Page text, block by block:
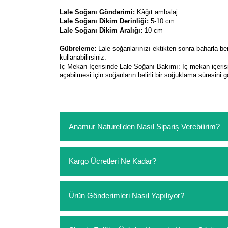
Lale Soğanı Gönderimi: Kâğıt ambalaj
Lale Soğanı Dikim Derinliği: 5-10 cm
Lale Soğanı Dikim Aralığı: 10 cm
Gübreleme: Lale soğanlarınızı ektikten sonra baharla
kullanabilirsiniz.
İç Mekan İçerisinde Lale Soğanı Bakımı: İç mekan
açabilmesi için soğanların belirli bir soğuklama süresini
Anamur Naturel'den Nasıl Sipariş Verebilirim?
sipariş verebilirsiniz. Sitemizden vereceğiniz
ödeme yoktur.
Kargo Ücretleri Ne Kadar?
siparişlerinizde sepetinizdeki ürünleri
Ürün Gönderimleri Nasıl Yapılıyor?